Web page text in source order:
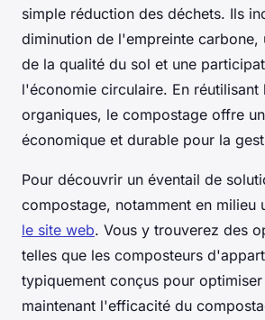
simple réduction des déchets. Ils
diminution de l'empreinte carbone,
de la qualité du sol et une
l'économie circulaire. En réutilisant
organiques, le compostage offre
économique et durable pour la
Pour découvrir un éventail de
compostage, notamment en milieu
le site web. Vous y trouverez des
telles que les composteurs
typiquement conçus pour
maintenant l'efficacité du